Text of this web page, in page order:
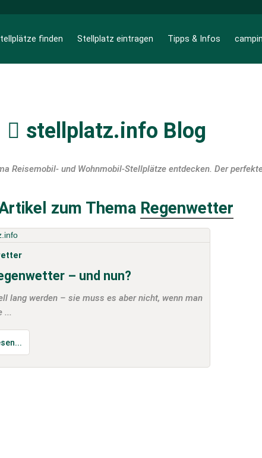
finden Stellplatz eintragen Tipps & Infos
stellplatz.info Blog
Reisemobil- und Wohnmobil-Stellplätze entdecken. Der
zum Thema Regenwetter
– und nun?
lang werden – sie muss es aber nicht, wenn man
...